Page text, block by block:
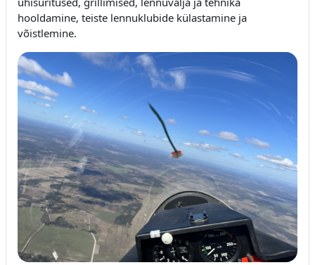
hooldamine, teiste lennuklubide külastamine ja
võistlemine.